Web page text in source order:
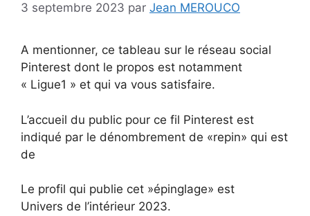
3 septembre 2023 par Jean MEROUCO
A mentionner, ce tableau sur le réseau social
Pinterest dont le propos est notamment
« Ligue1 » et qui va vous satisfaire.
L’accueil du public pour ce fil Pinterest est
indiqué par le dénombrement de «repin» qui est
de
Le profil qui publie cet »épinglage» est
Univers de l’intérieur 2023.